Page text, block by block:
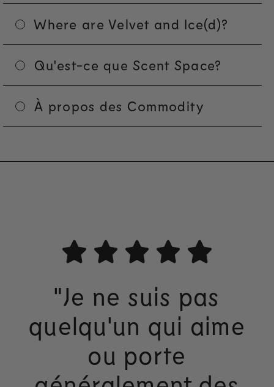
Where are Velvet and Ice(d)?
Qu'est-ce que Scent Space?
À propos des Commodity
"Je ne suis pas
quelqu'un qui aime
ou porte